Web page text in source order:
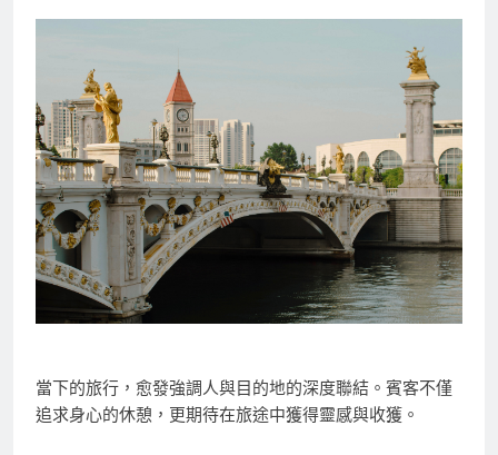
當下的旅行，愈發強調人與目的地的深度聯結。賓客不僅
追求身心的休憩，更期待在旅途中獲得靈感與收獲。